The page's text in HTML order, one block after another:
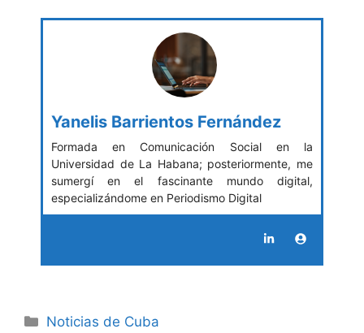
Yanelis Barrientos Fernández
Formada en Comunicación Social en la
Universidad de La Habana; posteriormente, me
sumergí en el fascinante mundo digital,
especializándome en Periodismo Digital
Categories
Noticias de Cuba